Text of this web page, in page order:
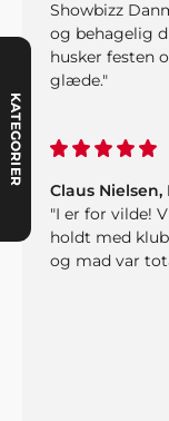
KATEGORIER
Showbizz
og behagelig
husker festen
glæde."
Claus Nielsen,
"I er for vilde!
holdt med
og mad var